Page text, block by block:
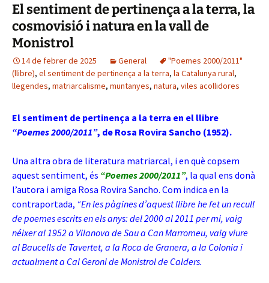
El sentiment de pertinença a la terra, la
cosmovisió i natura en la vall de
Monistrol
14 de febrer de 2025 General
"Poemes 2000/2011"
(llibre), el sentiment de pertinença a la terra, la Catalunya rural,
llegendes, matriarcalisme, muntanyes, natura, viles acollidores
El sentiment de pertinença a la terra en el llibre
“Poemes 2000/2011”, de Rosa Rovira Sancho (1952).
Una altra obra de literatura matriarcal, i en què copsem
aquest sentiment, és “Poemes 2000/2011”, la qual ens donà
l’autora i amiga Rosa Rovira Sancho. Com indica en la
contraportada, “En les pàgines d’aquest llibre he fet un recull
de poemes escrits en els anys: del 2000 al 2011 per mi, vaig
néixer al 1952 a Vilanova de Sau a Can Marromeu, vaig viure
al Baucells de Tavertet, a la Roca de Granera, a la Colonia i
actualment a Cal Geroni de Monistrol de Calders.